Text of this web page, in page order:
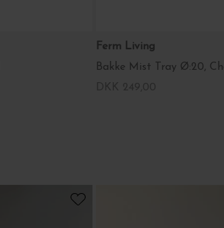
Ferm Living
Bakke Mist Tray Ø:20,